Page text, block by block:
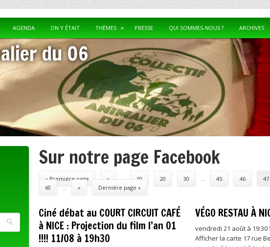
AGENDA ON Y ÉTAIT THÈMES PRESSE QUI SOMMES-NOUS ? ARCHIVES
du 06
Sur notre page Facebook
Post navigation
« Première page « … 10 20 30 … 45 46 47
60
… » Dernière page »
Ciné débat au COURT CIRCUIT CAFÉ
à NICE : Projection du film l’an 01
!!!! 11/08 à 19h30
VÉGO RESTAU À
vendredi 21 août à
Afficher la carte 17 rue